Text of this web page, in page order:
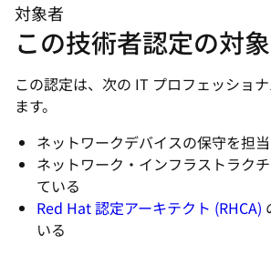
対象者
この技術者認定の対
この認定は、次の IT プロフェッショ
ます。
ネットワークデバイスの保守を担
ネットワーク・インフラストラク
ている
Red Hat 認定アーキテクト (RHCA)
いる